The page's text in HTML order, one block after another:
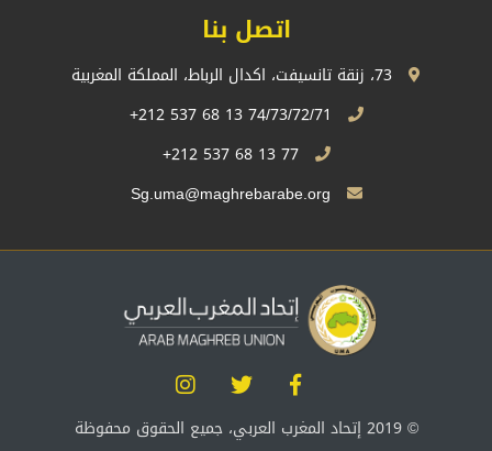
اتصل بنا
77 13 68 537 212+
© 2019 إتحاد المغرب العربي، جميع الحقوق محفوظة